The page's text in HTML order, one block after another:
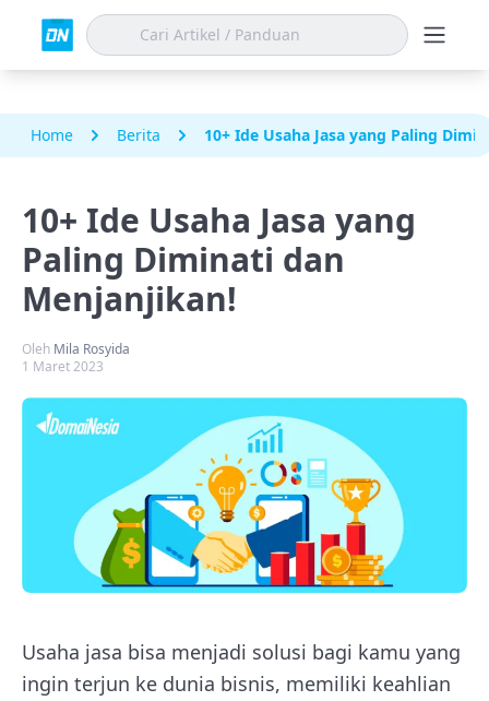
Home Berita 10+ Ide Usaha Jasa yang Paling
10+ Ide Usaha Jasa yang
Paling Diminati dan
Menjanjikan!
Oleh Mila Rosyida
1 Maret 2023
Usaha jasa bisa menjadi solusi bagi kamu yang
ingin terjun ke dunia bisnis, memiliki keahlian